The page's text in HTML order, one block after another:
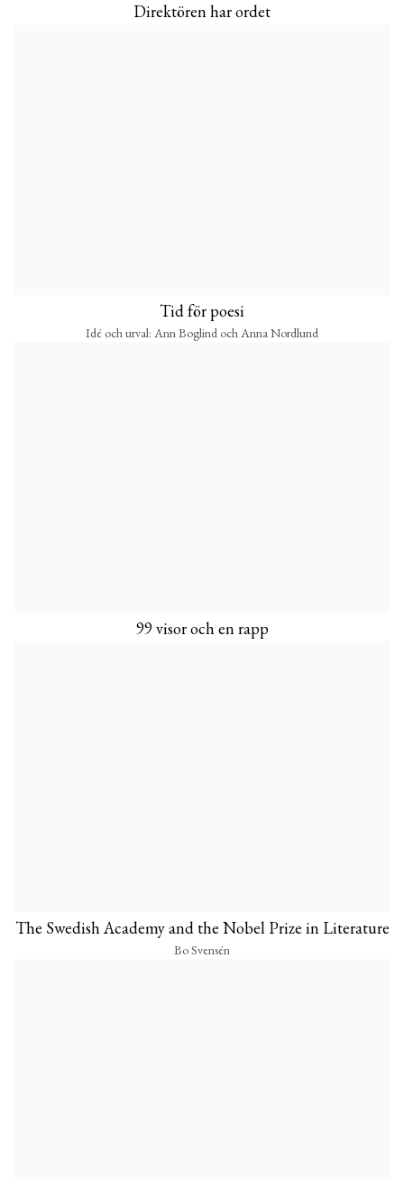
Direktören har ordet
Tid för poesi
Idé och urval: Ann Boglind och Anna Nordlund
99 visor och en rapp
The Swedish Academy and the Nobel Prize in Literature
Bo Svensén